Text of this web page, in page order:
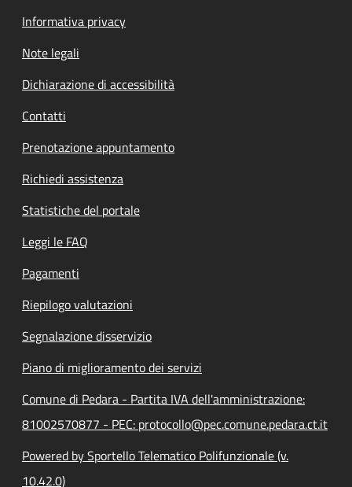
Informativa privacy
Note legali
Dichiarazione di accessibilità
Contatti
Prenotazione appuntamento
Richiedi assistenza
Statistiche del portale
Leggi le FAQ
Pagamenti
Riepilogo valutazioni
Segnalazione disservizio
Piano di miglioramento dei servizi
Comune di Pedara - Partita IVA dell'amministrazione:
81002570877 - PEC: protocollo@pec.comune.pedara.ct.it
Powered by Sportello Telematico Polifunzionale (v.
10.42.0)